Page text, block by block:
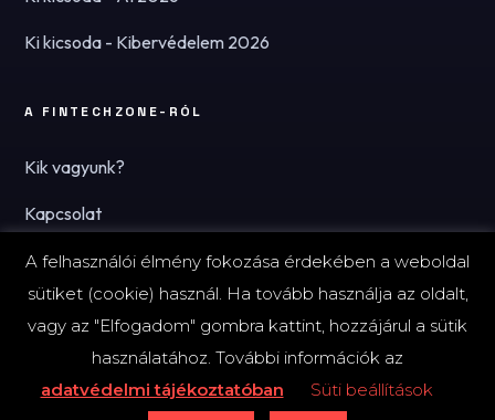
Ki kicsoda - Kibervédelem 2026
A FINTECHZONE-RÓL
Kik vagyunk?
Kapcsolat
Hírlevél
© 2026 FinTechZone.hu - A FinTech Group Kft.
Adatvédelmi tájékoztató (PDF)Süti-beállítások
A felhasználói élmény fokozása érdekében a weboldal
sütiket (cookie) használ. Ha tovább használja az oldalt,
vagy az "Elfogadom" gombra kattint, hozzájárul a sütik
használatához. További információk az
adatvédelmi tájékoztatóban
Süti beállítások